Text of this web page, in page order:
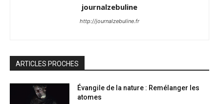
journalzebuline
http://journalzebuline.fr
ARTICLES PROCHES
Évangile de la nature : Remélanger les
atomes